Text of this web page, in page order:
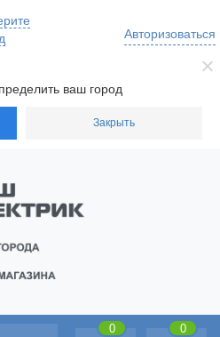
ваш город
Закрыть
Авторизоваться
0
0